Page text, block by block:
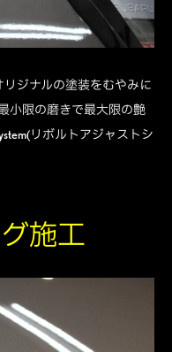
ジナルの塗装をむやみに
小限の磨きで最大限の艶
リボルトアジャストシ
施工